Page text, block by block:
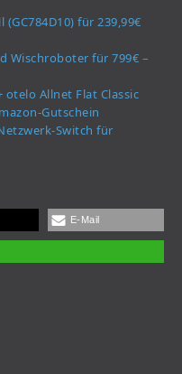
für 239,99€
Wischroboter für 799€ –
otelo Allnet Flat Classic
Gutschein
Switch für
E-Mail